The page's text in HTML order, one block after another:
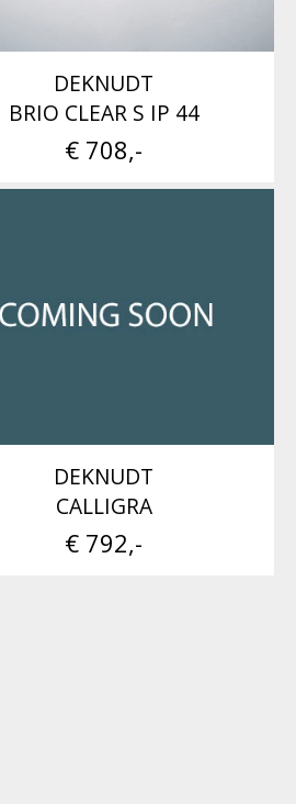
DEKNUDT
BRIO CLEAR S IP 44
€ 708,-
DEKNUDT
CALLIGRA
€ 792,-